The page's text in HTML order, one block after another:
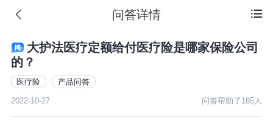
 问答详情
大护法医疗定额给付医疗险是哪家保险公司
的？
医疗险 产品问答
2022-10-27 问答帮助了 185人